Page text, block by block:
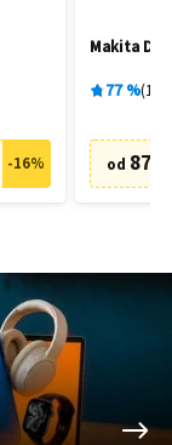
-16%
Makita
77% 19
od